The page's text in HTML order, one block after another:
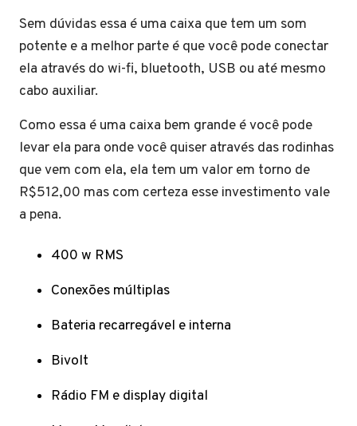
Sem dúvidas essa é uma caixa que tem um som
potente e a melhor parte é que você pode conectar
ela através do wi-fi, bluetooth, USB ou até mesmo
cabo auxiliar.
Como essa é uma caixa bem grande é você pode
levar ela para onde você quiser através das rodinhas
que vem com ela, ela tem um valor em torno de
R$512,00 mas com certeza esse investimento vale
a pena.
400 w RMS
Conexões múltiplas
Bateria recarregável e interna
Bivolt
Rádio FM e display digital